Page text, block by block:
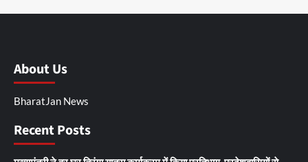
About Us
BharatJan News
Recent Posts